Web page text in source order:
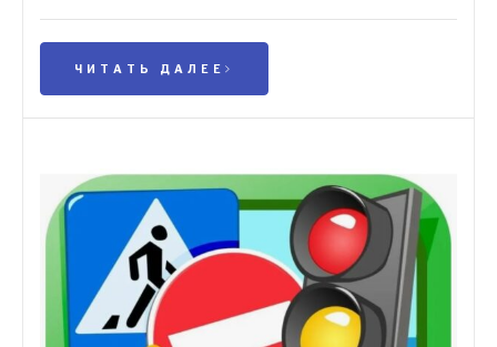
ЧИТАТЬ ДАЛЕЕ